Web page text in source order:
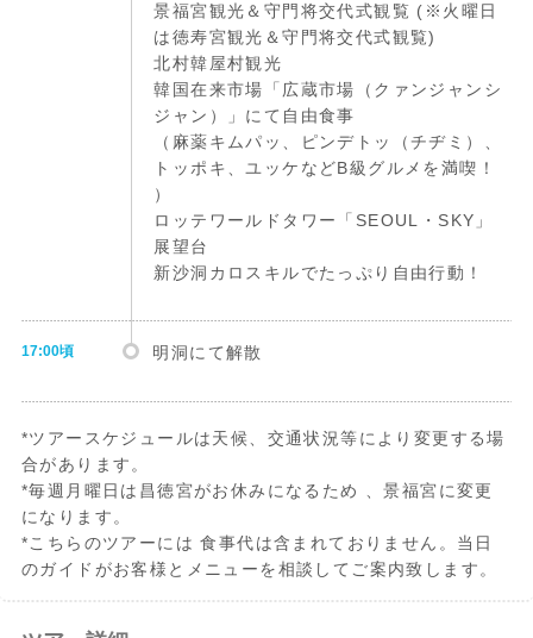
景福宮観光＆守門将交代式観覧 (※火曜日
は徳寿宮観光＆守門将交代式観覧)
北村韓屋村観光
韓国在来市場「広蔵市場（クァンジャンシ
ジャン）」にて自由食事
（麻薬キムパッ、ピンデトッ（チヂミ）、
トッポキ、ユッケなどB級グルメを満喫！
）
ロッテワールドタワー「SEOUL・SKY」
展望台
新沙洞カロスキルでたっぷり自由行動！
17:00頃 明洞にて解散
*ツアースケジュールは天候、交通状況等により変更する場
合があります。
*毎週月曜日は昌徳宮がお休みになるため 、景福宮に変更
になります。
*こちらのツアーには 食事代は含まれておりません。当日
のガイドがお客様とメニューを相談してご案内致します。